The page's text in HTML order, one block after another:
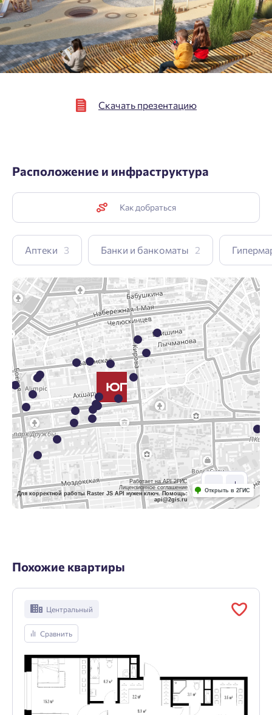
Скачать презентацию
Расположение и инфраструктура
Как добраться
Аптеки 3 Банки и банкоматы 2
Работает на API 2ГИС
Лицензионное соглашение
Для корректной работы Raster JS API нужен ключ. Помощь:
api@2gis.ru
Открыть в 2ГИС
Похожие квартиры
Центральный
Сравнить
Подтвердить